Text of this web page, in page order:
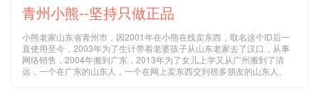
青州小熊--坚持只做正品
小熊老家山东省青州市，因2001年在小熊在线卖东西，取名这个ID后一
直使用至今，2003年为了生计带着老婆孩子从山东老家去了汉口，从事
网络销售，2004年搬到广东，2013年为了女儿上学又从广州搬到了清
远，一个在广东的山东人，一个在网上卖东西交到很多朋友的山东人。